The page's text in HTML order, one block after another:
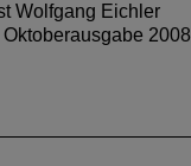
Wolfgang Eichler
2008